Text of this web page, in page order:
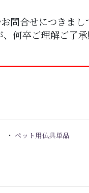
問合せにつきまし
何卒ご理解ご了
ペット用仏具単品